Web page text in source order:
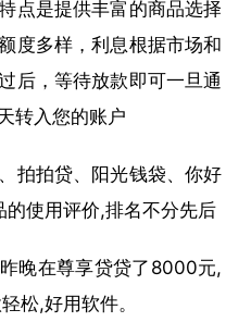
点是提供丰富的商品选择
度多样，利息根据市场和
后，等待放款即可一旦通
转入您的账户
拍拍贷、阳光钱袋、你好
使用评价,排名不分先后
昨晚在尊享贷贷了8000元,
松,好用软件。